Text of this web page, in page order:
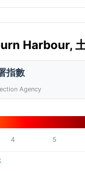
Harbour,
指數
Agency
4 5